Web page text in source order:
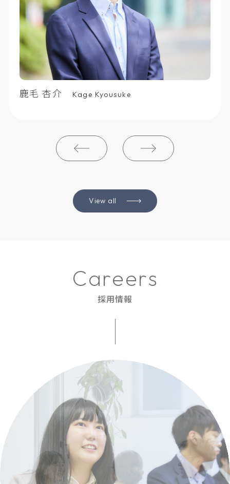
小澤 伸平 Ozawa Shinpei
View all
Careers
採用情報